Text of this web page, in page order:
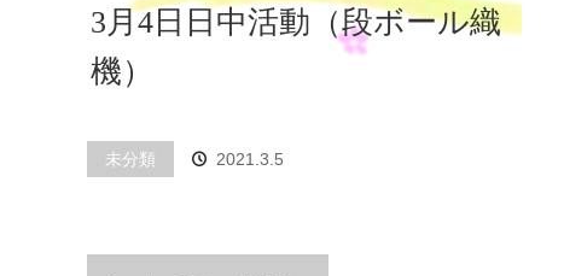
3月4日日中活動（段ボール織
機）
未分類 2021.3.5